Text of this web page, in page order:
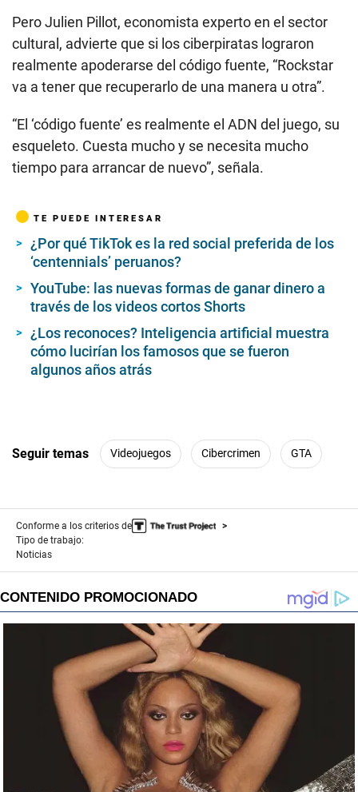
Pero Julien Pillot, economista experto en el sector
cultural, advierte que si los ciberpiratas lograron
realmente apoderarse del código fuente, “Rockstar
va a tener que recuperarlo de una manera u otra”.
“El ‘código fuente’ es realmente el ADN del juego, su
esqueleto. Cuesta mucho y se necesita mucho
tiempo para arrancar de nuevo”, señala.
TE PUEDE INTERESAR
¿Por qué TikTok es la red social preferida de los
‘centennials’ peruanos?
YouTube: las nuevas formas de ganar dinero a
través de los videos cortos Shorts
¿Los reconoces? Inteligencia artificial muestra
cómo lucirían los famosos que se fueron
algunos años atrás
Seguir temas Videojuegos Cibercrimen GTA
Conforme a los criterios de
Tipo de trabajo:
Noticias